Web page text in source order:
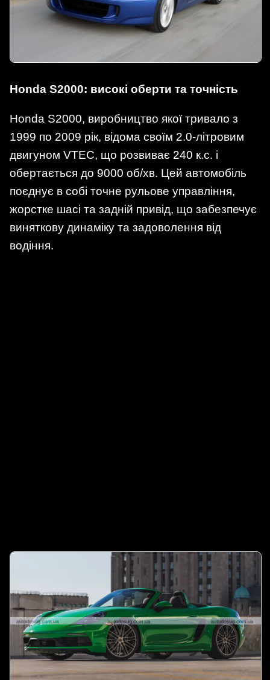
Honda S2000: високі оберти та точність
Honda S2000, виробництво якої тривало з
1999 по 2009 рік, відома своїм 2.0-літровим
двигуном VTEC, що розвиває 240 к.с. і
обертається до 9000 об/хв. Цей автомобіль
поєднує в собі точне рульове управління,
жорстке шасі та задній привід, що забезпечує
виняткову динаміку та задоволення від
водіння.